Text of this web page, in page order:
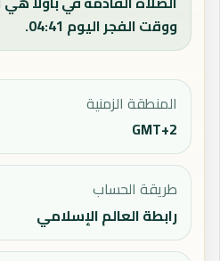
ووقت الفجر اليوم 04:41.
المنطقة الزمنية
GMT+2
طريقة الحساب
رابطة العالم الإسلامي